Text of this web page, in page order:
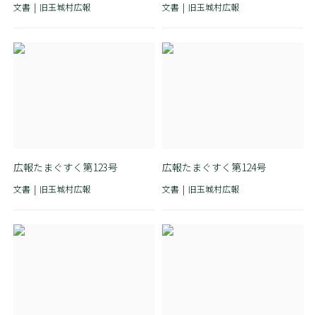
文書 旧玉城村広報 文書 旧玉城村広報
広報たまぐすく第123号
文書 旧玉城村広報
広報たまぐすく第124号
文書 旧玉城村広報